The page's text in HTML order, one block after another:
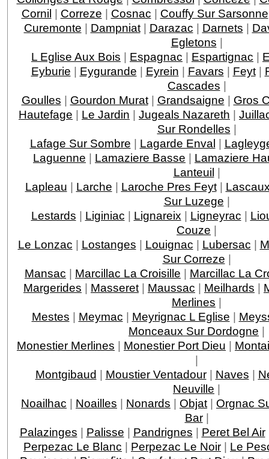
Cornil | Correze | Cosnac | Couffy Sur Sarsonne
Curemonte | Dampniat| Darazac | Darnets |
Egletons |
L Eglise Aux Bois | Espagnac | Espartignac |
Eyburie | Eygurande | Eyrein | Favars | Feyt|
Cascades |
Goulles | Gourdon Murat| Grandsaigne | Gros
Hautefage | Le Jardin | Jugeals Nazareth |
Sur Rondelles |
Lafage Sur Sombre | Lagarde Enval |
Laguenne | Lamaziere Basse | Lamaziere
Lanteuil |
Lapleau | Larche | Laroche Pres Feyt|
Sur Luzege |
Lestards | Liginiac | Lignareix | Ligneyrac |
Couze |
Le Lonzac | Lostanges | Louignac | Lubersac |
Sur Correze |
Mansac | Marcillac La Croisille | Marcillac La
Margerides | Masseret | Maussac | Meilhards |
Merlines |
Mestes | Meymac | Meyrignac L Eglise |
Monceaux Sur Dordogne |
Monestier Merlines | Monestier Port Dieu |
|
Montgibaud | Moustier Ventadour| Naves |
Neuville |
Noailhac | Noailles | Nonards | Objat | Orgnac
Bar|
Palazinges | Palisse | Pandrignes | Peret Bel Air
Perpezac Le Blanc | Perpezac Le Noir | Le